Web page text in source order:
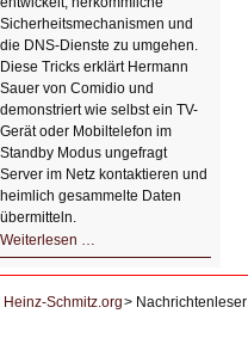
Sicherheitsmechanismen und
die DNS-Dienste zu umgehen.
Diese Tricks erklärt Hermann
Sauer von Comidio und
demonstriert wie selbst ein TV-
Gerät oder Mobiltelefon im
Standby Modus ungefragt
Server im Netz kontaktieren und
heimlich gesammelte Daten
übermitteln.
Weiterlesen …
DNS
Heinz-Schmitz.org
Nachrichtenleser